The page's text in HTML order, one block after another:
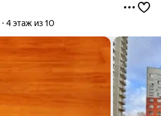
4 этаж из 10